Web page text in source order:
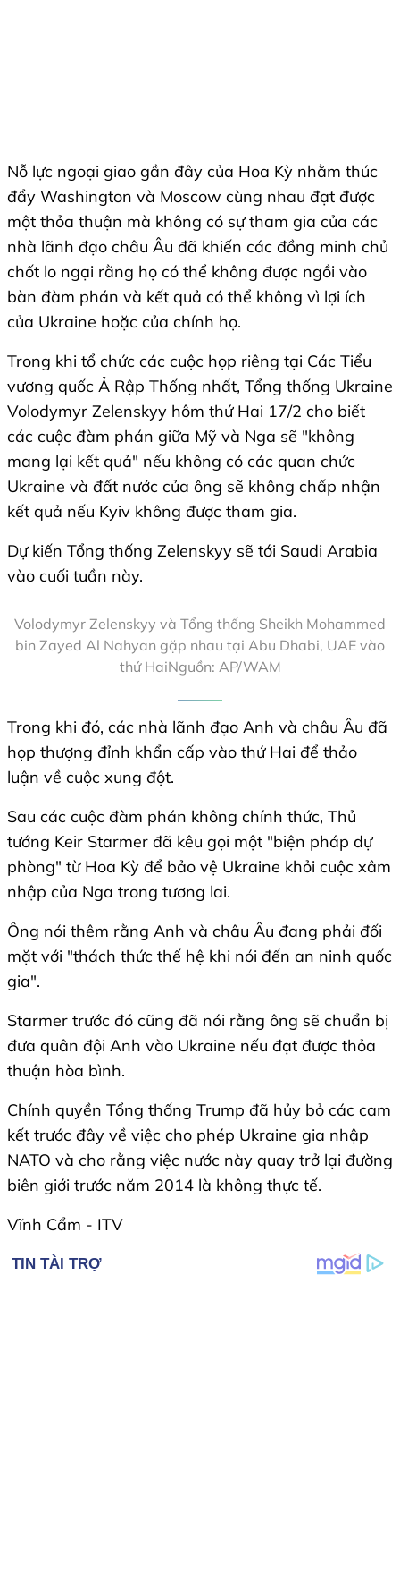
Nỗ lực ngoại giao gần đây của Hoa Kỳ nhằm thúc
đẩy Washington và Moscow cùng nhau đạt được
một thỏa thuận mà không có sự tham gia của các
nhà lãnh đạo châu Âu đã khiến các đồng minh chủ
chốt lo ngại rằng họ có thể không được ngồi vào
bàn đàm phán và kết quả có thể không vì lợi ích
của Ukraine hoặc của chính họ.
Trong khi tổ chức các cuộc họp riêng tại Các Tiểu
vương quốc Ả Rập Thống nhất, Tổng thống Ukraine
Volodymyr Zelenskyy hôm thứ Hai 17/2 cho biết
các cuộc đàm phán giữa Mỹ và Nga sẽ "không
mang lại kết quả" nếu không có các quan chức
Ukraine và đất nước của ông sẽ không chấp nhận
kết quả nếu Kyiv không được tham gia.
Dự kiến Tổng thống ​​Zelenskyy sẽ tới Saudi Arabia
vào cuối tuần này.
Volodymyr Zelenskyy và Tổng thống Sheikh Mohammed
bin Zayed Al Nahyan gặp nhau tại Abu Dhabi, UAE vào
thứ HaiNguồn: AP/WAM
Trong khi đó, các nhà lãnh đạo Anh và châu Âu đã
họp thượng đỉnh khẩn cấp vào thứ Hai để thảo
luận về cuộc xung đột.
Sau các cuộc đàm phán không chính thức, Thủ
tướng Keir Starmer đã kêu gọi một "biện pháp dự
phòng" từ Hoa Kỳ để bảo vệ Ukraine khỏi cuộc xâm
nhập của Nga trong tương lai.
Ông nói thêm rằng Anh và châu Âu đang phải đối
mặt với "thách thức thế hệ khi nói đến an ninh quốc
gia".
Starmer trước đó cũng đã nói rằng ông sẽ chuẩn bị
đưa quân đội Anh vào Ukraine nếu đạt được thỏa
thuận hòa bình.
Chính quyền Tổng thống Trump đã hủy bỏ các cam
kết trước đây về việc cho phép Ukraine gia nhập
NATO và cho rằng việc nước này quay trở lại đường
biên giới trước năm 2014 là không thực tế.
Vĩnh Cẩm - ITV